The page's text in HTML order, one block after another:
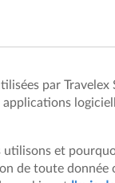
par Travelex
applications
utilisons et
de toute donnée